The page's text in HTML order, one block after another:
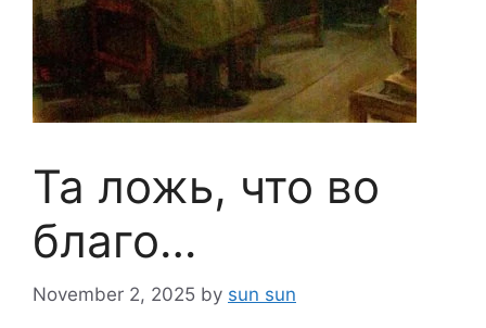
Та ложь, что во
благо…
November 2, 2025 by sun sun